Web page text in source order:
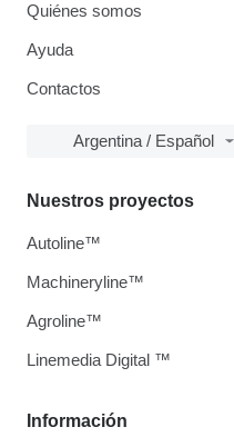
Quiénes somos
Ayuda
Contactos
Argentina / Español
Información
Nuestros proyectos
Autoline™
Machineryline™
Agroline™
Linemedia Digital ™